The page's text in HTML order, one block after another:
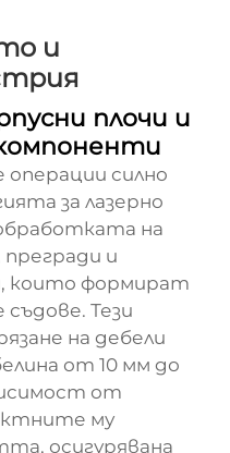
и
плочи и
силно
за лазерно
на
прегради и
които формират
Тези
на дебели
от 10 мм до
от
му
осигурявана